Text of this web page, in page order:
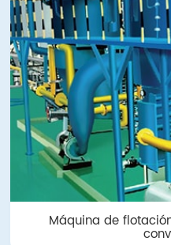
Máquina de